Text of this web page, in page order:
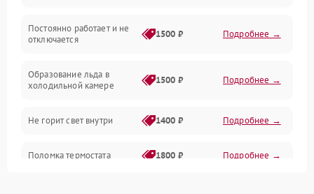
Постоянно работает и не
отключается
1500 ₽ Подробнее →
Образование льда в
холодильной камере
1500 ₽ Подробнее →
Не горит свет внутри 1400 ₽ Подробнее →
Поломка термостата 1800 ₽ Подробнее →